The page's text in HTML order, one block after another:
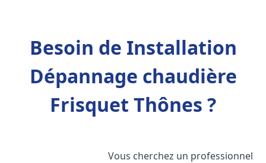
Besoin de Installation
Dépannage chaudière
Frisquet Thônes ?
Vous cherchez un professionnel